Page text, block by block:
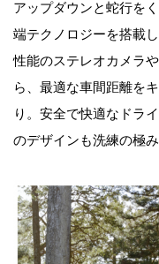
アップダウンと蛇行を
端テクノロジーを搭載
性能のステレオカメラ
ら、最適な車間距離を
り。安全で快適なドラ
のデザインも洗練の極み